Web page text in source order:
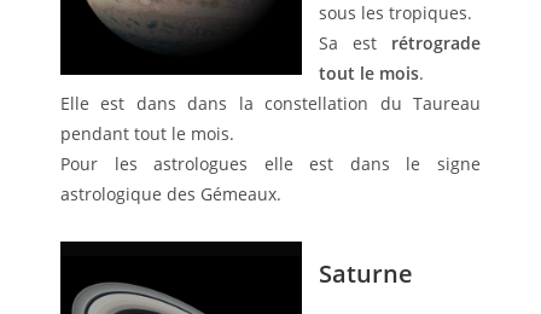
sous les tropiques.
Sa est rétrograde
tout le mois.
Elle est dans dans la constellation du Taureau
pendant tout le mois.
Pour les astrologues elle est dans le signe
astrologique des Gémeaux.
Saturne